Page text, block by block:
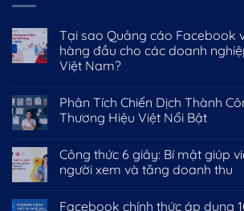
Tại sao Quảng cáo Facebook
hàng đầu cho các doanh
Việt Nam?
Phân Tích Chiến Dịch Thành
Thương Hiệu Việt Nổi Bật
Công thức 6 giây: Bí mật giúp
người xem và tăng doanh thu
Facebook chính thức áp dụng